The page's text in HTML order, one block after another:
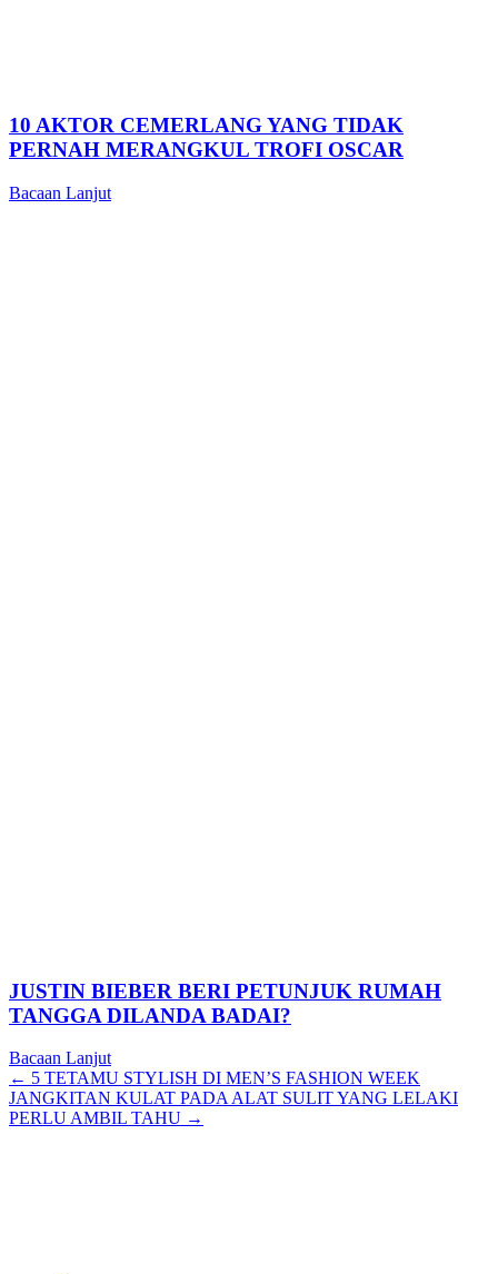
10 AKTOR CEMERLANG YANG TIDAK
PERNAH MERANGKUL TROFI OSCAR
Bacaan Lanjut
JUSTIN BIEBER BERI PETUNJUK RUMAH
TANGGA DILANDA BADAI?
Bacaan Lanjut
Posts
navigation
← 5 TETAMU STYLISH DI MEN’S FASHION WEEK
JANGKITAN KULAT PADA ALAT SULIT YANG LELAKI
PERLU AMBIL TAHU →